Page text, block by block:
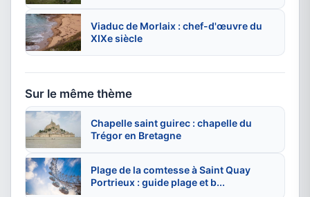
Viaduc de Morlaix : chef-d'œuvre du
XIXe siècle
Sur le même thème
Chapelle saint guirec : chapelle du
Trégor en Bretagne
Plage de la comtesse à Saint Quay
Portrieux : guide plage et b...